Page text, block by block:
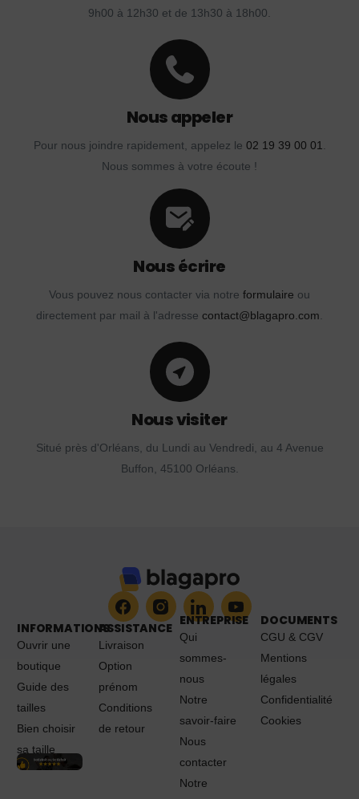
9h00 à 12h30 et de 13h30 à 18h00.
Nous appeler
Pour nous joindre rapidement, appelez le 02 19 39 00 01.
Nous sommes à votre écoute !
Nous écrire
Vous pouvez nous contacter via notre formulaire ou
directement par mail à l'adresse contact@blagapro.com.
Nous visiter
Situé près d'Orléans, du Lundi au Vendredi, au 4 Avenue
Buffon, 45100 Orléans.
INFORMATIONS
Ouvrir une
boutique
Guide des
tailles
Bien choisir
sa taille
ASSISTANCE
Livraison
Option
prénom
Conditions
de retour
ENTREPRISE
Qui
sommes-
nous
Notre
savoir-faire
Nous
contacter
Notre
DOCUMENTS
CGU & CGV
Mentions
légales
Confidentialité
Cookies